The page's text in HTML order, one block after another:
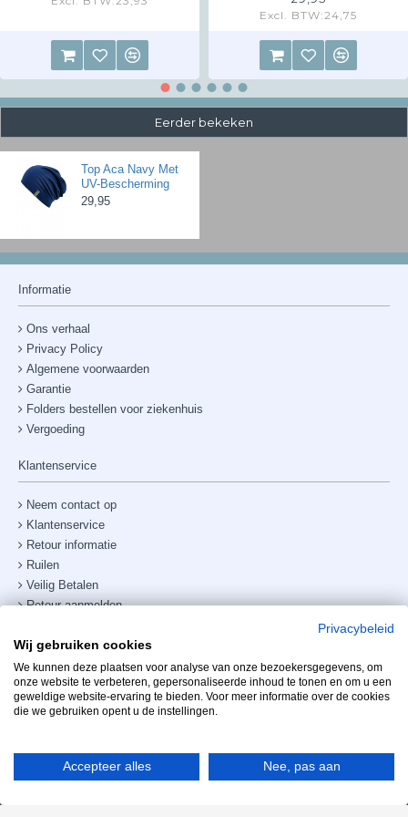
Excl. BTW:24,75
Eerder bekeken
Top Aca Navy Met
UV-Bescherming
29,95
Informatie
Ons verhaal
Privacy Policy
Algemene voorwaarden
Garantie
Folders bestellen voor ziekenhuis
Vergoeding
Klantenservice
Neem contact op
Klantenservice
Retour informatie
Ruilen
Veilig Betalen
Retour aanmelden
Site map
Telefoonnummer:+31238882885
Mijn account
Copyright Mooihoofd 2025 - Realisatie Info2Share
Privacybeleid
Wij gebruiken cookies
We kunnen deze plaatsen voor analyse van onze bezoekersgegevens, om
onze website te verbeteren, gepersonaliseerde inhoud te tonen en om u een
geweldige website-ervaring te bieden. Voor meer informatie over de cookies
die we gebruiken opent u de instellingen.
Accepteer alles Nee, pas aan